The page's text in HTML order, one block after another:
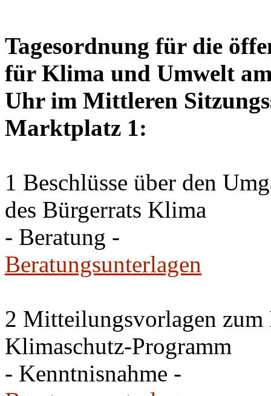
Tagesordnung für die
für Klima und Umwelt
Uhr im Mittleren
Marktplatz 1:
1 Beschlüsse über den
des Bürgerrats Klima
- Beratung -
Beratungsunterlagen
2 Mitteilungsvorlagen zum
Klimaschutz-Programm
- Kenntnisnahme -